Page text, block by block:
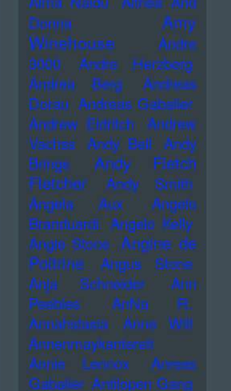
Donna
Amy
Winehouse
Andre
3000
Andre Herzberg
Andrea Berg
Andreas
Dorau Andreas Gabalier
Andrew Eldritch
Andrew
Vachss Andy Bell
Andy
Brings
Andy Fletch
Fletcher
Andy Smith
Angela Aux
Angelo
Branduardi Angelo Kelly
Angie Stone Angine de
Poitrine
Angus Stone
Anja Schneider
Ann
Peebles
AnNa R.
Annahstasia
Anne Will
Annenmaykantereit
Annie Lennox
Anreas
Gabalier Antilopen Gang